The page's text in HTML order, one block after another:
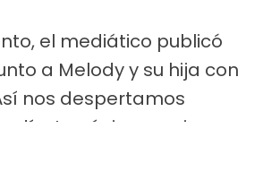
el mediático publicó
a Melody y su hija con
nos despertamos
día. Las únicas mujeres